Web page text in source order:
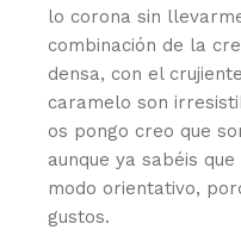
lo corona sin
combinación de la
densa, con el
caramelo son
os pongo creo que
aunque ya sabéis
modo orientativo,
gustos.